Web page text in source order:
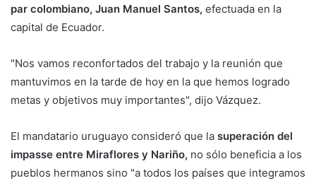
par colombiano, Juan Manuel Santos, efectuada en la
capital de Ecuador.
"Nos vamos reconfortados del trabajo y la reunión que
mantuvimos en la tarde de hoy en la que hemos logrado
metas y objetivos muy importantes", dijo Vázquez.
El mandatario uruguayo consideró que la superación del
impasse entre Miraflores y Nariño, no sólo beneficia a los
pueblos hermanos sino "a todos los países que integramos